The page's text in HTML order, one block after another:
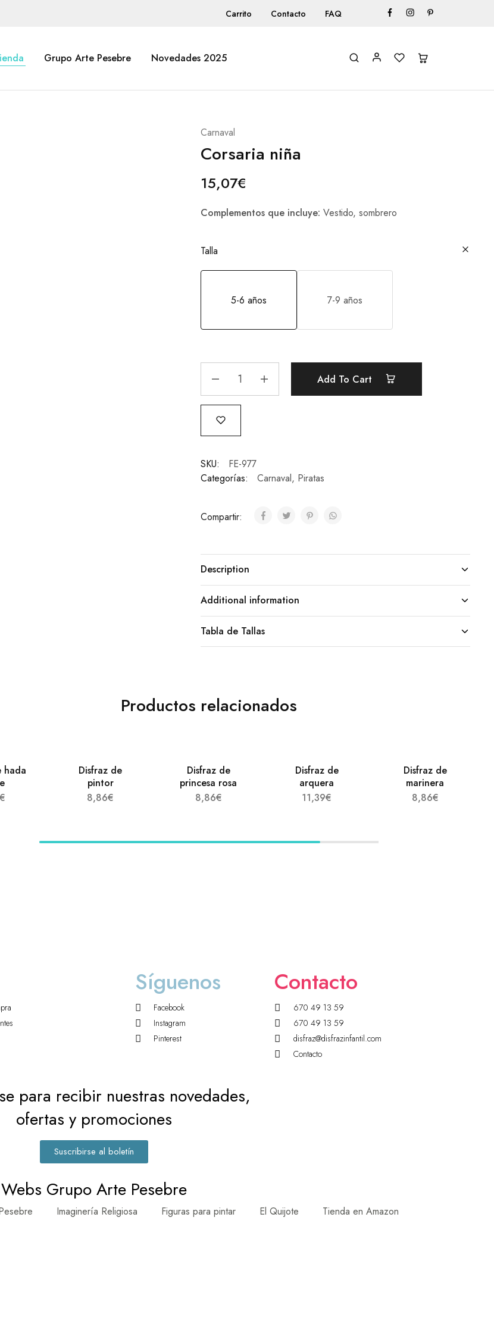
Carrito Contacto FAQ
Grupo Arte Pesebre Novedades 2025
Carnaval
Corsaria niña
15,07€
Complementos que incluye: Vestido, sombrero
Talla
5-6 años 7-9 años
Add To Cart
SKU:
FE-977
Categorías:
Carnaval, Piratas
Compartir:
Description
Additional information
Tabla de Tallas
Productos relacionados
hada
€
Disfraz de
pintor
8,86€
Disfraz de
princesa rosa
8,86€
Disfraz de
arquera
11,39€
Disfraz de
marinera
8,86€
Síguenos
Facebook
Instagram
Pinterest
Contacto
670 49 13 59
670 49 13 59
disfraz@disfrazinfantil.com
Contacto
para recibir nuestras novedades,
ofertas y promociones
Suscribirse al boletín
Webs Grupo Arte Pesebre
Imaginería Religiosa Figuras para pintar El Quijote Tienda en Amazon